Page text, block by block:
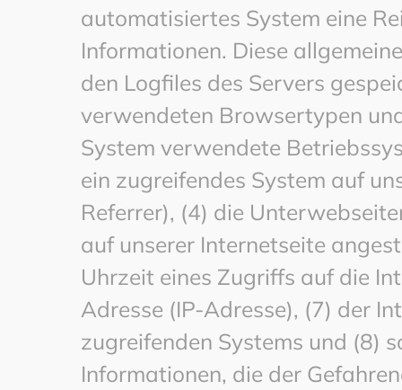
automatisiertes System eine
Informationen. Diese
den Logfiles des Servers
verwendeten Browsertypen
System verwendete
ein zugreifendes System auf
Referrer), (4) die
auf unserer Internetseite
Uhrzeit eines Zugriffs auf die
Adresse (IP-Adresse), (7) der
zugreifenden Systems und (8)
Informationen, die der